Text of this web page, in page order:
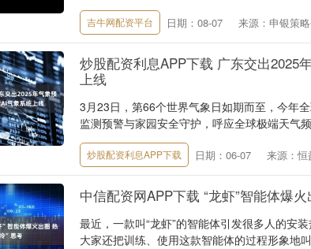
吉牛网配资平台 日期：08-07 来源：申银策
炒股配资利息APP下载 广东交出2025
上线
3月23日，第66个世界气象日如期而至，今年
监测预警与家园安全守护，呼应全球极端天气
炒股配资利息APP下载 日期：06-07 来源：恒
中信配资网APP下载 “龙虾”智能体爆
最近，一款叫“龙虾”的智能体引发很多人的安
大家还把训练、使用这款智能体的过程形象地